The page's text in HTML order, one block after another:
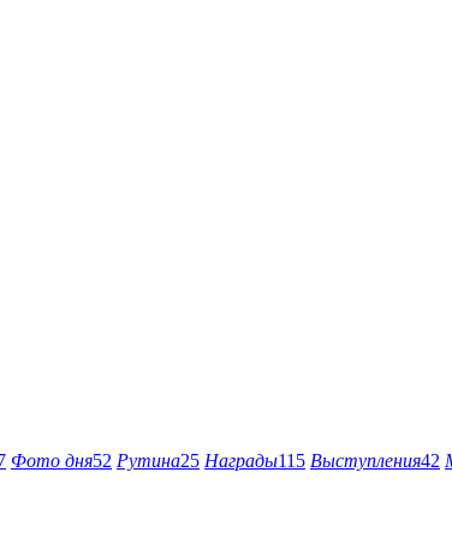
Фото дня52 Рутина25 Награды115 Выступления42